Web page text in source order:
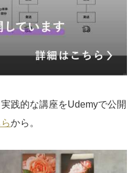
践的な講座をUdemyで公開
らから。